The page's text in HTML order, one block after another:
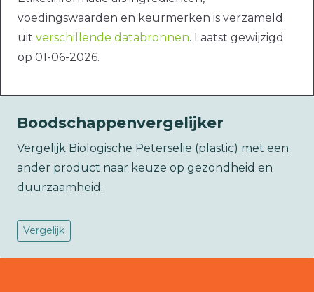
voedingswaarden en keurmerken is verzameld
uit verschillende databronnen. Laatst gewijzigd
op 01-06-2026.
Boodschappenvergelijker
Vergelijk Biologische Peterselie (plastic) met een
ander product naar keuze op gezondheid en
duurzaamheid.
Vergelijk